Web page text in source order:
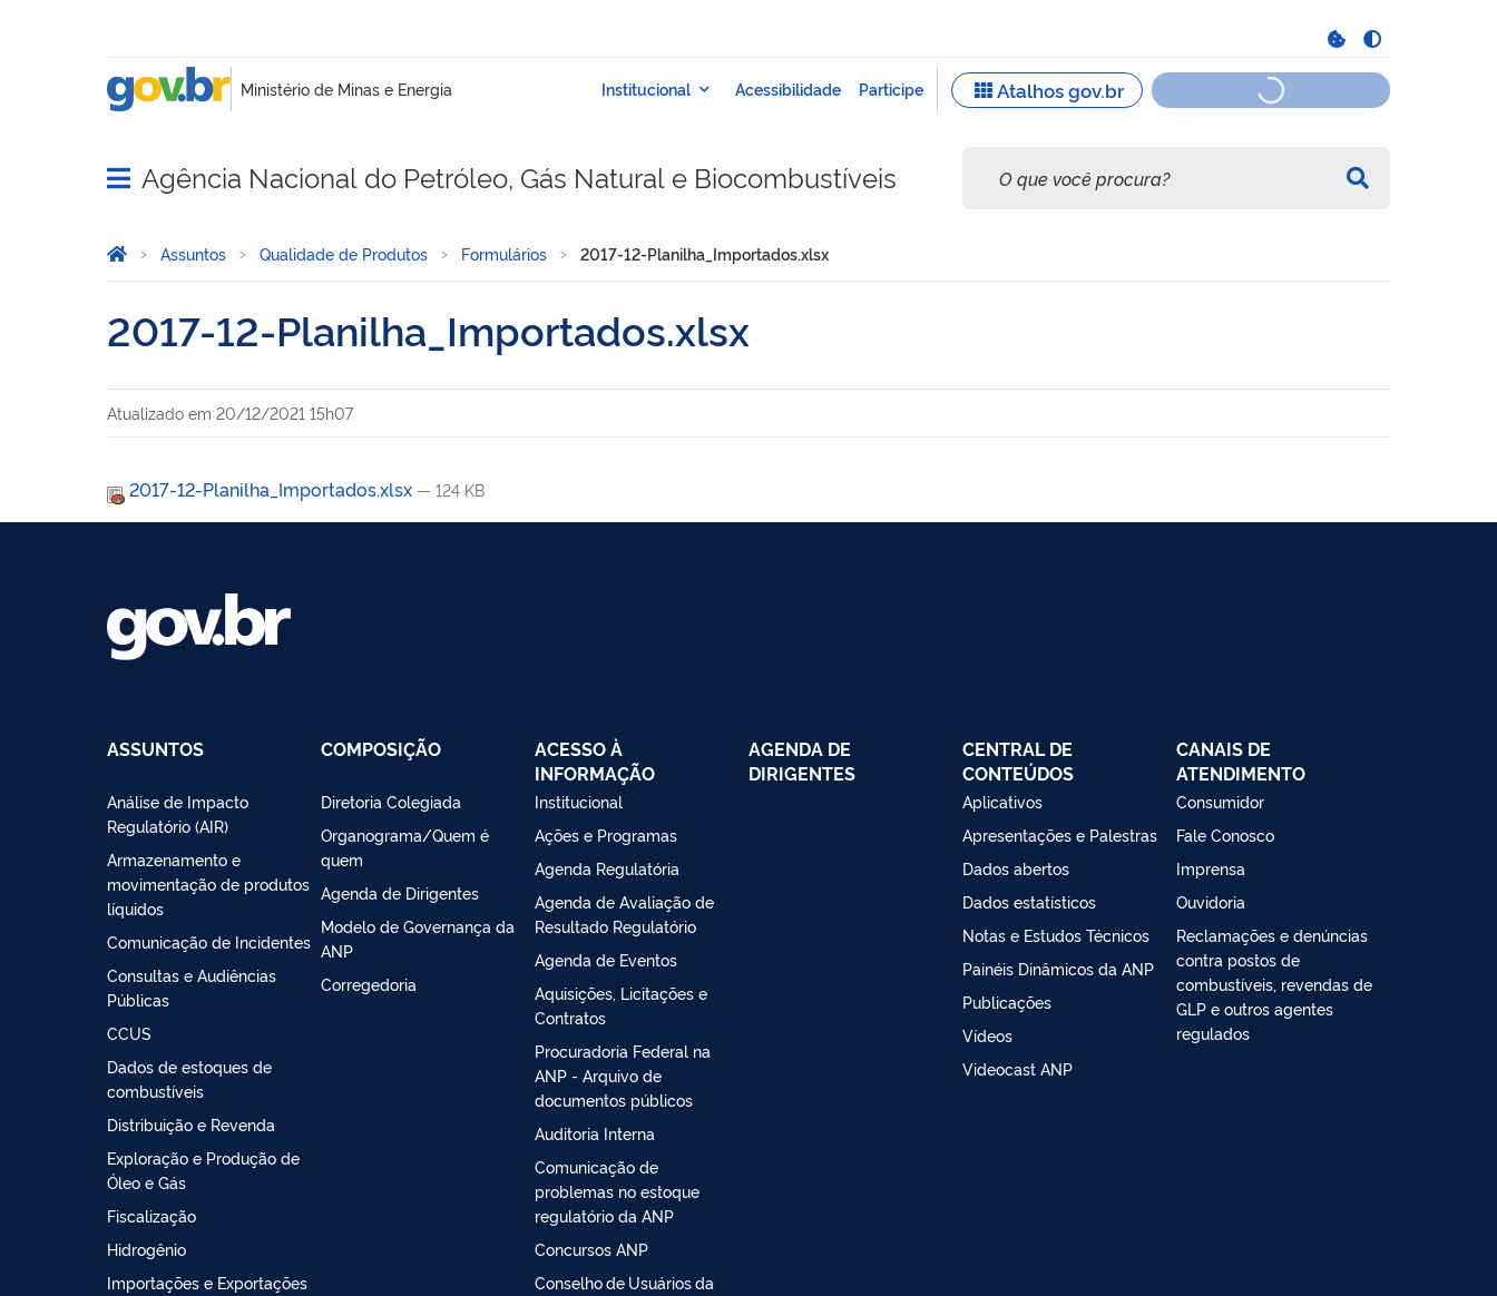
Abrir menu principal de navegação
Agência Nacional do Petróleo, Gás Natural e Biocombustíveis
Você está aqui:
Página Inicial
Assuntos Qualidade de Produtos Formulários 2017-12-Planilha_Importados.xlsx
2017-12-Planilha_Importados.xlsx
Atualizado em 20/12/2021 15h07
2017-12-Planilha_Importados.xlsx — 124 KB
ASSUNTOS
Análise de Impacto
Regulatório (AIR)
Armazenamento e
movimentação de produtos
líquidos
Comunicação de Incidentes
Consultas e Audiências
Públicas
CCUS
Dados de estoques de
combustíveis
Distribuição e Revenda
Exploração e Produção de
Óleo e Gás
Fiscalização
Hidrogênio
Importações e Exportações
COMPOSIÇÃO
Diretoria Colegiada
Organograma/Quem é
quem
Agenda de Dirigentes
Modelo de Governança da
ANP
Corregedoria
ACESSO À
INFORMAÇÃO
Institucional
Ações e Programas
Agenda Regulatória
Agenda de Avaliação de
Resultado Regulatório
Agenda de Eventos
Aquisições, Licitações e
Contratos
Procuradoria Federal na
ANP - Arquivo de
documentos públicos
Auditoria Interna
Comunicação de
problemas no estoque
regulatório da ANP
Concursos ANP
Conselho de Usuários da
AGENDA DE
DIRIGENTES
CENTRAL DE
CONTEÚDOS
Aplicativos
Apresentações e Palestras
Dados abertos
Dados estatísticos
Notas e Estudos Técnicos
Painéis Dinâmicos da ANP
Publicações
Vídeos
Videocast ANP
CANAIS DE
ATENDIMENTO
Consumidor
Fale Conosco
Imprensa
Ouvidoria
Reclamações e denúncias
contra postos de
combustíveis, revendas de
GLP e outros agentes
regulados